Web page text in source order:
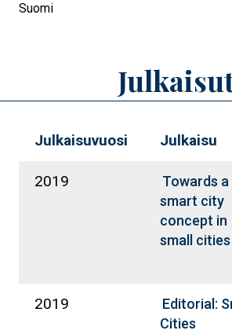
Suomi
Julkaisuvuosi Julkaisu
2019
Towards a
smart city
concept in
small cities
2019
Editorial:
Cities